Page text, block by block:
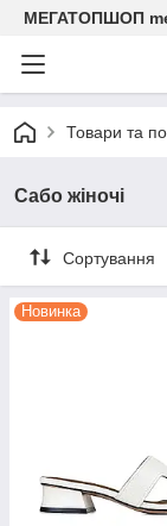
МЕГАТОПШОП
Товари та
Сабо жіночі
Сортування
Новинка